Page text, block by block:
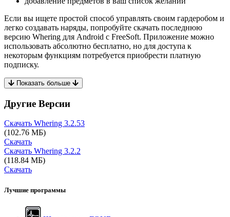
Если вы ищете простой способ управлять своим гардеробом и
легко создавать наряды, попробуйте скачать последнюю
версию Whering для Android с FreeSoft. Приложение можно
использовать абсолютно бесплатно, но для доступа к
некоторым функциям потребуется приобрести платную
подписку.
Показать больше
Другие Версии
Скачать Whering 3.2.53
(102.76 МБ)
Скачать
Скачать Whering 3.2.2
(118.84 МБ)
Скачать
Лучшие программы